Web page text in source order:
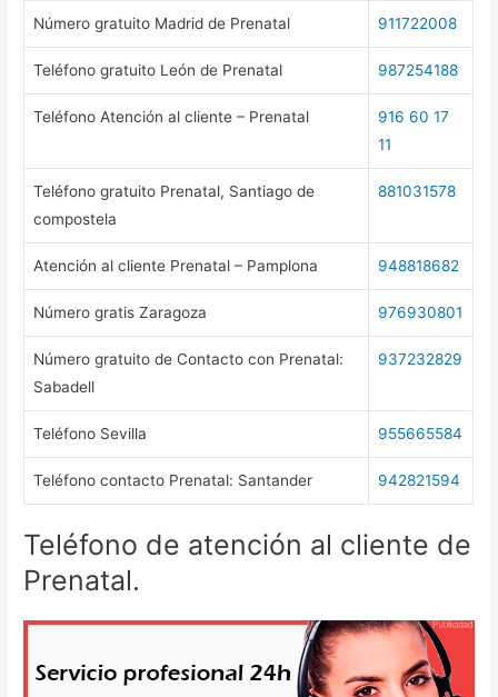
Número gratuito Madrid de Prenatal 911722008
Teléfono gratuito León de Prenatal 987254188
Teléfono Atención al cliente – Prenatal
916 60 17
11
Teléfono gratuito Prenatal, Santiago de
compostela
881031578
Atención al cliente Prenatal – Pamplona 948818682
Número gratis Zaragoza 976930801
Número gratuito de Contacto con Prenatal:
Sabadell
937232829
Teléfono Sevilla 955665584
Teléfono contacto Prenatal: Santander 942821594
Teléfono de atención al cliente de
Prenatal.